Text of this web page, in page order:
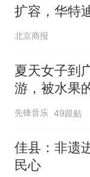
扩容，华特
速扩版图
北京商报
夏天女子到
游，被水果
了，网友：
先锋音乐 49跟贴
佳县：非遗
民心